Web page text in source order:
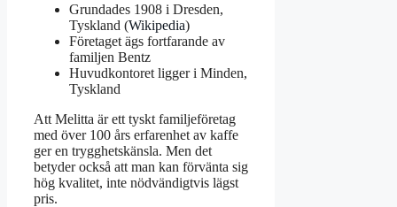
Grundades 1908 i Dresden,
Tyskland (Wikipedia)
Företaget ägs fortfarande av
familjen Bentz
Huvudkontoret ligger i Minden,
Tyskland
Att Melitta är ett tyskt familjeföretag
med över 100 års erfarenhet av kaffe
ger en trygghetskänsla. Men det
betyder också att man kan förvänta sig
hög kvalitet, inte nödvändigtvis lägst
pris.